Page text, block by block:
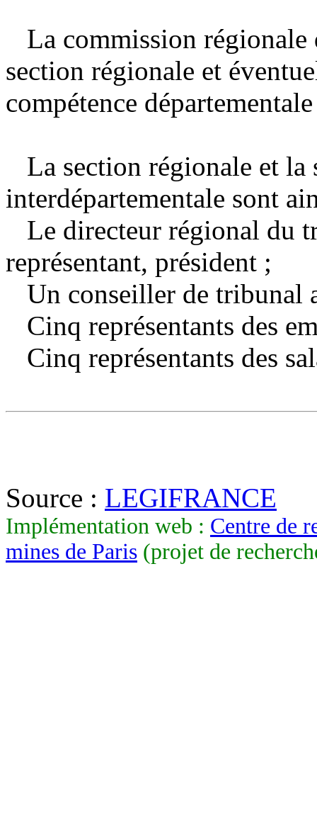
La commission régionale
section régionale et
compétence
La section régionale et la
interdépartementale sont
Le directeur régional du
représentant, président ;
Un conseiller de tribunal
Cinq représentants des
Cinq représentants des
Source : LEGIFRANCE
Implémentation web : Centre de
mines de Paris (projet de